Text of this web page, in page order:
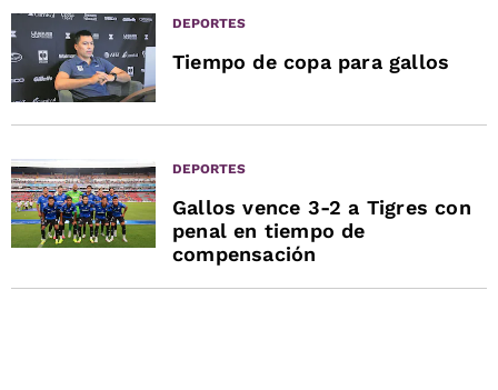
DEPORTES
Tiempo de copa para gallos
DEPORTES
Gallos vence 3-2 a Tigres con
penal en tiempo de
compensación